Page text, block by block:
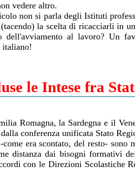
vedere altro.
non si parla degli Istituti
la scelta di ricacciarli in
dell'avviamento al lavoro? Un
le Intese fra
Romagna, la Sardegna e il
dalla conferenza unificata Stato
-come era scontato, del resto-
distanza dai bisogni formativi
con le Direzioni Scolastiche